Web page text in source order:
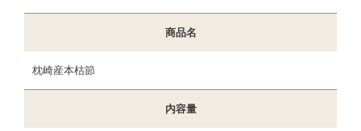
商品名
枕崎産本枯節
内容量